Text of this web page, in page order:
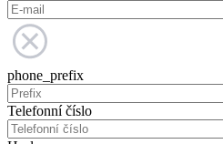
phone_prefix
Telefonní číslo